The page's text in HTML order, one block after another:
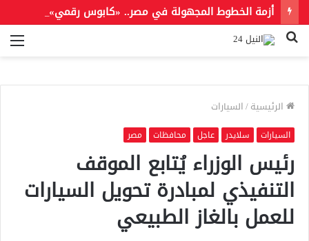
بحث
الرئيسية/السيارات
السيارات سلايدر عاجل محافظات مصر
رئيس الوزراء يُتابع الموقف
التنفيذي لمبادرة تحويل السيارات
للعمل بالغاز الطبيعي